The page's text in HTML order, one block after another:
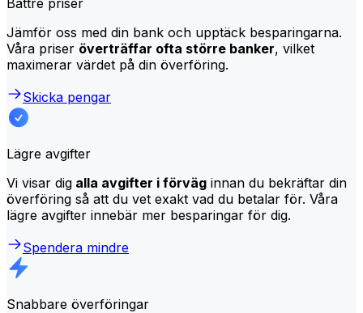
Jämför oss med din bank och upptäck besparingarna.
Våra priser överträffar ofta större banker, vilket
maximerar värdet på din överföring.
Skicka pengar
Lägre avgifter
Vi visar dig alla avgifter i förväg innan du bekräftar din
överföring så att du vet exakt vad du betalar för. Våra
lägre avgifter innebär mer besparingar för dig.
Spendera mindre
Snabbare överföringar